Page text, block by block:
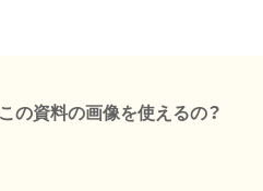
の資料の画像を使えるの？